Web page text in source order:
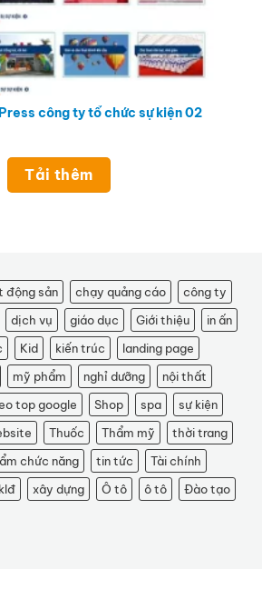
công ty tổ chức sự kiện 02
Tải thêm
động sản chạy quảng cáo
công ty
dịch vụ giáo dục Giới thiệu
in ấn
Kid kiến trúc
landing page
mỹ phẩm nghỉ dưỡng
nội thất
top google Shop spa
sự kiện
Thuốc Thẩm mỹ
thời trang
chức năng tin tức
Tài chính
xây dựng Ô tô ô tô
Đào tạo